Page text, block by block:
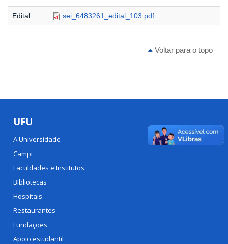
Edital sei_6483261_edital_103.pdf
Voltar para o topo
UFU
A Universidade
Campi
Faculdades e Institutos
Bibliotecas
Hospitais
Restaurantes
Fundações
Apoio estudantil